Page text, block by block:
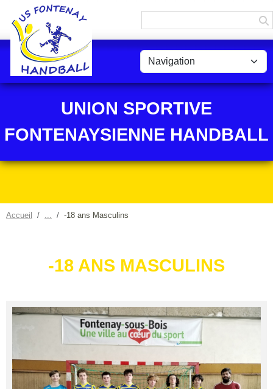
UNION SPORTIVE
FONTENAYSIENNE HANDBALL
Accueil -18 ans Masculins
-18 ANS MASCULINS
Panneau de gestion des cookies